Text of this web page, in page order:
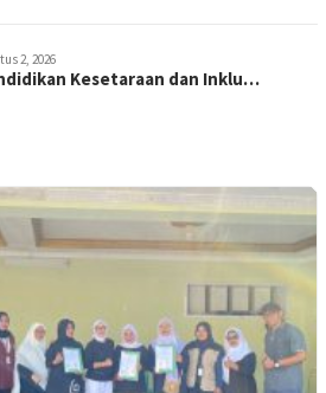
2, 2026
Kesetaraan dan Inklu…